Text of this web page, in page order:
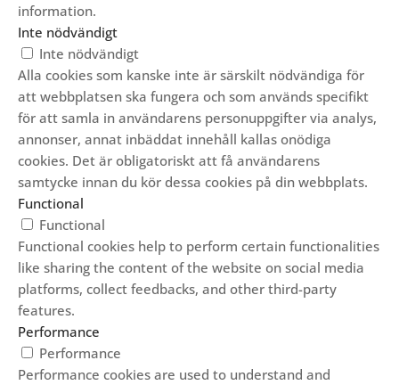
information.
Inte nödvändigt
Inte nödvändigt
Alla cookies som kanske inte är särskilt nödvändiga för
att webbplatsen ska fungera och som används specifikt
för att samla in användarens personuppgifter via analys,
annonser, annat inbäddat innehåll kallas onödiga
cookies. Det är obligatoriskt att få användarens
samtycke innan du kör dessa cookies på din webbplats.
Functional
Functional
Functional cookies help to perform certain functionalities
like sharing the content of the website on social media
platforms, collect feedbacks, and other third-party
features.
Performance
Performance
Performance cookies are used to understand and